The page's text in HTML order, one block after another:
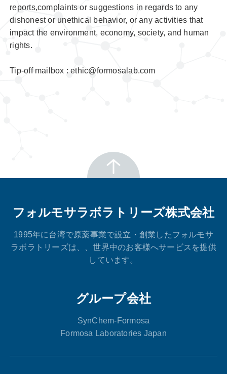
reports,complaints or suggestions in regards to any
dishonest or unethical behavior, or any activities that
impact the environment, economy, society, and human
rights.
Tip-off mailbox : ethic@formosalab.com
フォルモサラボラトリーズ株式会社
1995年に台湾で原薬事業で設立・創業したフォルモサ
ラボラトリーズは、、世界中のお客様へサービスを提供
しています。
グループ会社
SynChem-Formosa
Formosa Laboratories Japan